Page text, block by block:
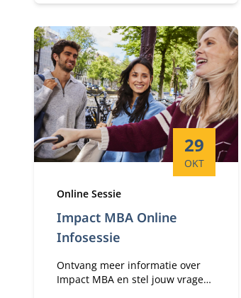
en ervaar hoe het is om te
Impact MBA Online
Infosessie
Startdatum:
29
OKT
Type:
Online Sessie
Ontvang meer informatie over
Impact MBA en stel jouw vragen